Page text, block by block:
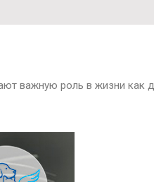
важную роль в жизни как